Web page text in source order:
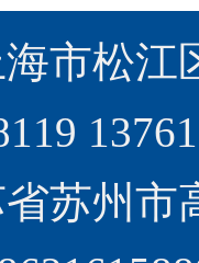
市松江
苏州市